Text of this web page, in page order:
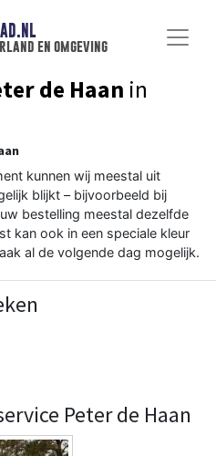
en omgeving
de Haan in
kunnen wij meestal uit
blijkt – bijvoorbeeld bij
bestelling meestal dezelfde
kan ook in een speciale kleur
al de volgende dag mogelijk.
Peter de Haan